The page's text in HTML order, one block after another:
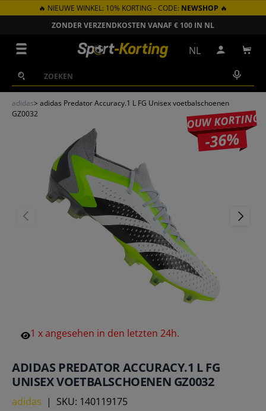
GA NAAR INHOUD
🔥 NIEUWE WINKEL: 10% KORTING - CODE: NEWSHOP 🔥
ZONDER VERZENDKOSTEN VANAF € 100 IN NL
Zoeken
Zoeken
NL Inloggen
adidas> adidas Predator Accuracy.1 L FG Unisex voetbalschoenen
GZ0032
JOUW KORTING
-36%
VORIGE
1 xangesehen in den letzten 24h.
ADIDAS PREDATOR ACCURACY.1 L FG
UNISEX VOETBALSCHOENEN GZ0032
adidas | SKU: 140119175